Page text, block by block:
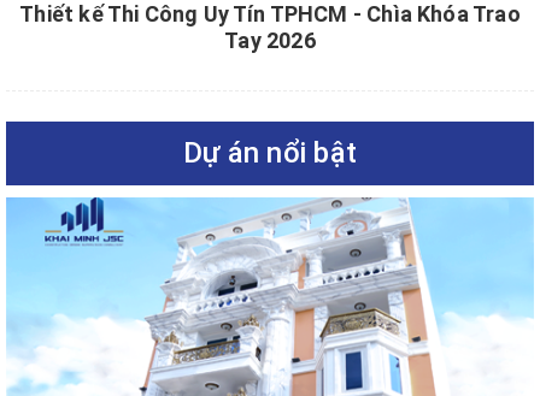
Thiết kế Thi Công Uy Tín TPHCM - Chìa Khóa Trao
Tay 2026
Dự án nổi bật